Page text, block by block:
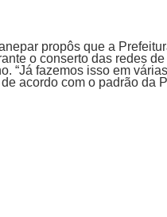
propôs que a
o conserto das redes
“Já fazemos isso em
acordo com o padrão da